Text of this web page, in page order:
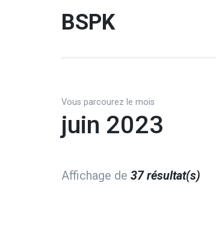
BSPK
Vous parcourez le mois
juin 2023
Affichage de 37 résultat(s)